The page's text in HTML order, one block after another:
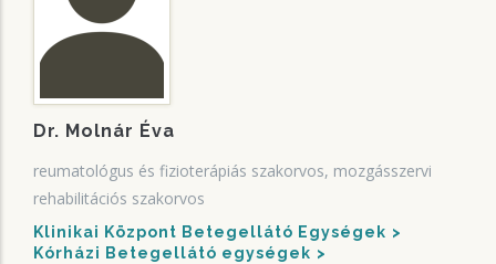
Dr. Molnár Éva
reumatológus és fizioterápiás szakorvos, mozgásszervi
rehabilitációs szakorvos
Klinikai Központ Betegellátó Egységek
Kórházi Betegellátó egységek